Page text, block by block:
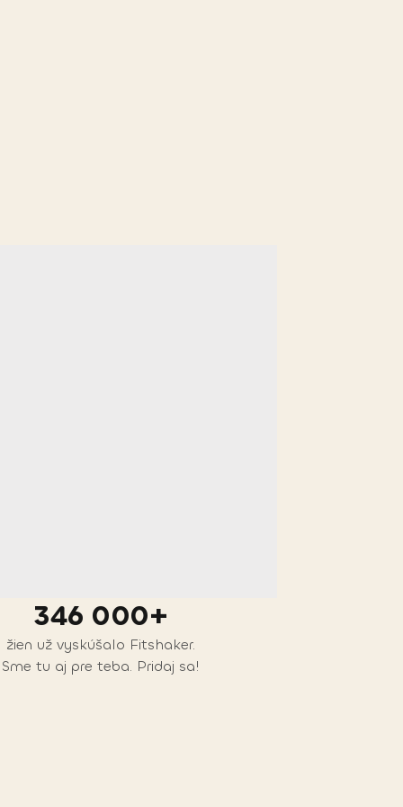
346 000+
žien už vyskúšalo Fitshaker.
Sme tu aj pre teba. Pridaj sa!